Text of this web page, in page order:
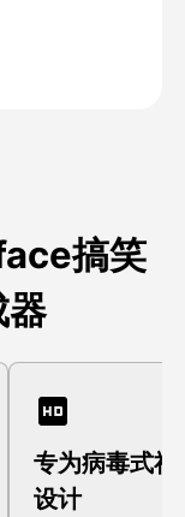
搞笑
器
专为病毒式
设计